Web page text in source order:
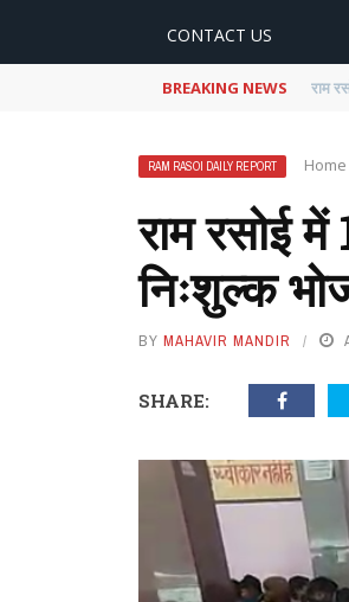
CONTACT US
BREAKING NEWS राम
RAM RASOI DAILY REPORT Home
राम रसोई
निःशुल्क
BY MAHAVIR MANDIR
SHARE: